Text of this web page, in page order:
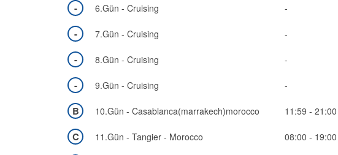
- 6.Gün - Cruising -
- 7.Gün - Cruising -
- 8.Gün - Cruising -
- 9.Gün - Cruising -
B 10.Gün - Casablanca(marrakech)morocco 11:59 - 21:00
C 11.Gün - Tangier - Morocco 08:00 - 19:00